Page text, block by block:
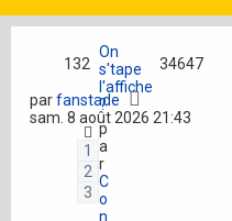
On
s'tape
l'affiche
?
p
a
r
C
o
n
1
2
3
132 34647
parfanstade
sam. 8 août 2026 21:43